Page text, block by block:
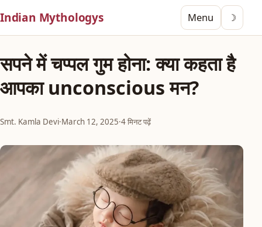
Indian Mythologys Menu ☽
सपने में चप्पल गुम होना: क्या कहता है
आपका unconscious मन?
Smt. Kamla Devi·March 12, 2025·4 मिनट पढ़ें